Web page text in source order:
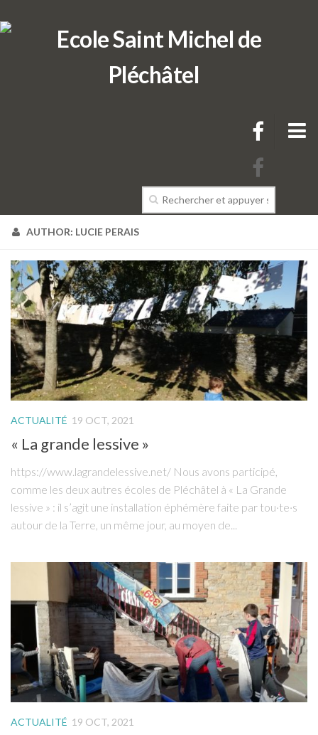
L’équipe pédagogique de l’école
Projets & Règlements
Le projet éducatif de l’école
Le règlement intérieur de l’école
Conseil d’Établissement
Actualité
Vidéos
Les diaporamas
enregistrements audio
L’APEL
L’OGEC
Les petits sportifs
Téléchargements
Contact
AUTHOR: LUCIE PERAIS
ACTUALITÉ 19 OCT, 2021
« La grande lessive »
https://www.lagrandelessive.net/ Nous avons participé,
comme les deux autres écoles de Pléchâtel à « La Grande
lessive » : il s’agit une installation éphémère faite par tou·te·s
autour de la Terre, un même jour, au moyen de...
ACTUALITÉ 19 OCT, 2021